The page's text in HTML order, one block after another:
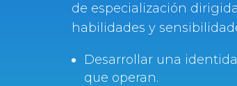
de especialización
habilidades y
Desarrollar una
que operan.